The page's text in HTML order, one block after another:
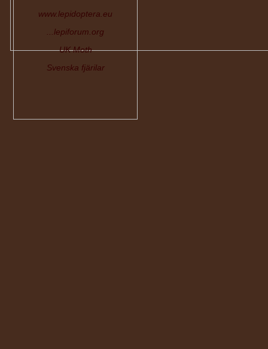
www.lepidoptera.eu
...lepiforum.org
UK Moth
Svenska fjärilar